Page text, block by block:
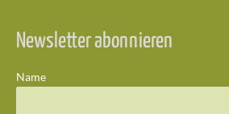
Newsletter abonnieren
Name